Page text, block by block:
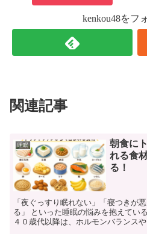
kenkou48をフ
関連記事
睡眠
朝食に
れる食
る！
「夜ぐっすり眠れない」「寝つきが
る」 といった睡眠の悩みを抱えてい
４０歳代以降は、ホルモンバランス